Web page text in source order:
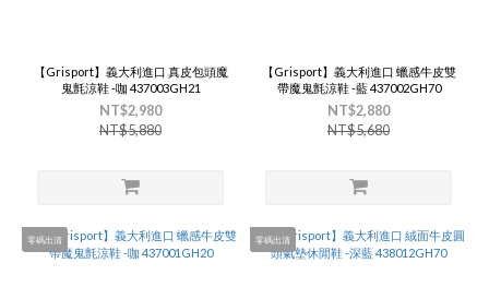
【Grisport】義大利進口 真皮包頭魔
鬼氈涼鞋 -咖 437003GH21
NT$2,980
NT$5,880
【Grisport】義大利進口 蠟感牛皮雙
帶魔鬼氈涼鞋 -藍 437002GH70
NT$2,880
NT$5,680
零碼出清 零碼出清